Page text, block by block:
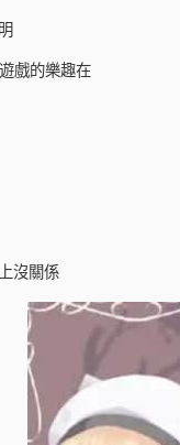
戲的樂趣在
沒關係